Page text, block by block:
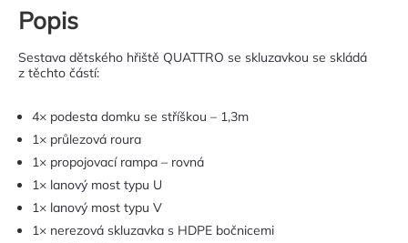
Popis
Sestava dětského hřiště QUATTRO se skluzavkou se skládá
z těchto částí:
4× podesta domku se stříškou – 1,3m
1× průlezová roura
1× propojovací rampa – rovná
1× lanový most typu U
1× lanový most typu V
1× nerezová skluzavka s HDPE bočnicemi